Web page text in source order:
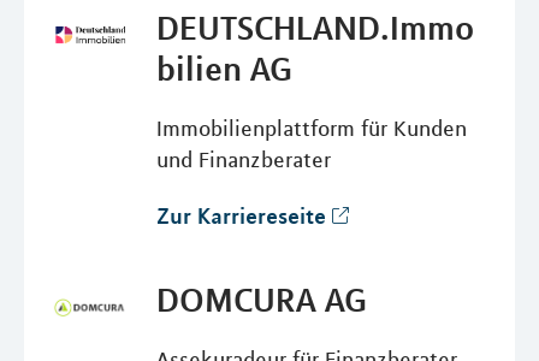
DEUTSCHLAND.Immo
bilien AG
Immobilienplattform für Kunden
und Finanzberater
Zur Karriereseite
DOMCURA AG